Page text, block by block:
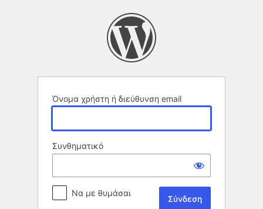
Όνομα χρήστη ή διεύθυνση email
Συνθηματικό
Να με θυμάσαι